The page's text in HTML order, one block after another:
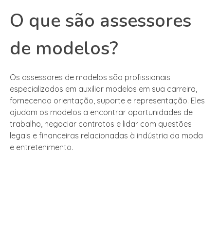
O que são assessores
de modelos?
Os assessores de modelos são profissionais
especializados em auxiliar modelos em sua carreira,
fornecendo orientação, suporte e representação. Eles
ajudam os modelos a encontrar oportunidades de
trabalho, negociar contratos e lidar com questões
legais e financeiras relacionadas à indústria da moda
e entretenimento.